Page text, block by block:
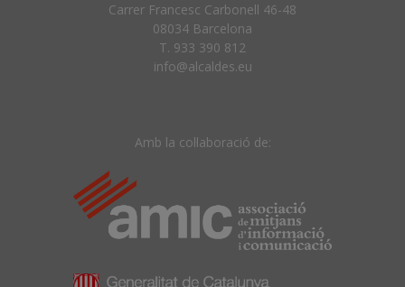
Carrer Francesc Carbonell 46-48
08034 Barcelona
T. 933 390 812
info@alcaldes.eu
Amb la col·laboració de: